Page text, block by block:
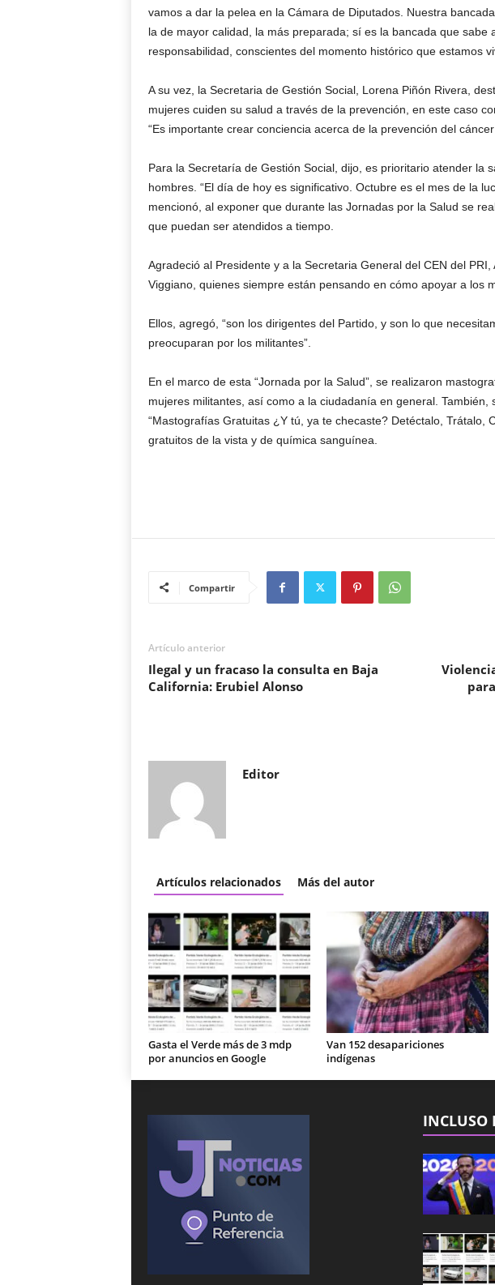
vamos a dar la pelea en la Cámara de Diputados. Nuestra
la de mayor calidad, la más preparada; sí es la bancada que sabe
responsabilidad, conscientes del momento histórico que estamos
A su vez, la Secretaria de Gestión Social, Lorena Piñón Rivera,
mujeres cuiden su salud a través de la prevención, en este caso
“Es importante crear conciencia acerca de la prevención del
Para la Secretaría de Gestión Social, dijo, es prioritario atender la
hombres. “El día de hoy es significativo. Octubre es el mes de la
mencionó, al exponer que durante las Jornadas por la Salud se
que puedan ser atendidos a tiempo.
Agradeció al Presidente y a la Secretaria General del CEN del
Viggiano, quienes siempre están pensando en cómo apoyar a los
Ellos, agregó, “son los dirigentes del Partido, y son lo que
preocuparan por los militantes”.
En el marco de esta “Jornada por la Salud”, se realizaron
mujeres militantes, así como a la ciudadanía en general. También,
“Mastografías Gratuitas ¿Y tú, ya te checaste? Detéctalo, Trátalo,
gratuitos de la vista y de química sanguínea.
Compartir
Artículo anterior
Ilegal y un fracaso la consulta en Baja
California: Erubiel Alonso
Editor
Artículos relacionados Más del autor
Gasta el Verde más de 3 mdp
por anuncios en Google
Van 152 desapariciones
indígenas
INCLUSO